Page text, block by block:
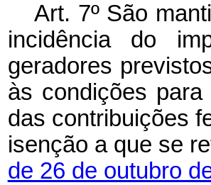
Art. 7º São
incidência do
geradores
às condições
das contribuições
isenção a que se
de 26 de outubro